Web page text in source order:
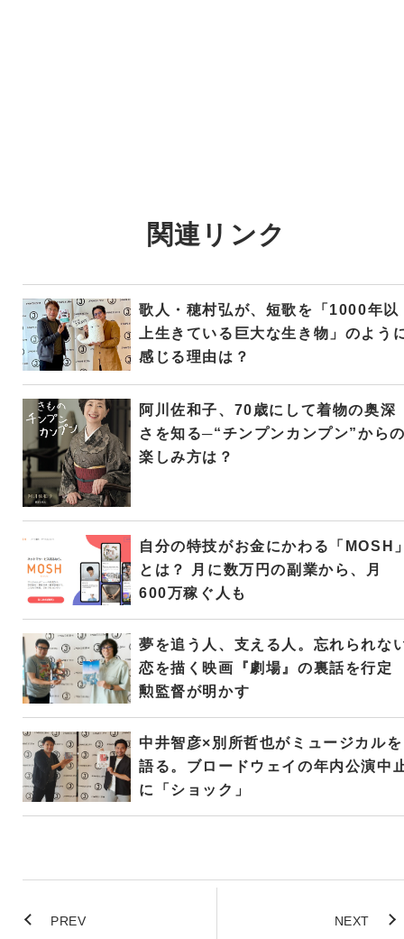
関連リンク
歌人・穂村弘が、短歌を「1000年以
上生きている巨大な生き物」のよう
感じる理由は？
阿川佐和子、70歳にして着物の奥深
さを知る─“チンプンカンプン”から
楽しみ方は？
自分の特技がお金にかわる「MOSH
とは？ 月に数万円の副業から、月
600万稼ぐ人も
夢を追う人、支える人。忘れられな
恋を描く映画『劇場』の裏話を行定
勲監督が明かす
中井智彦×別所哲也がミュージカルを
語る。ブロードウェイの年内公演中
に「ショック」
PREV NEXT